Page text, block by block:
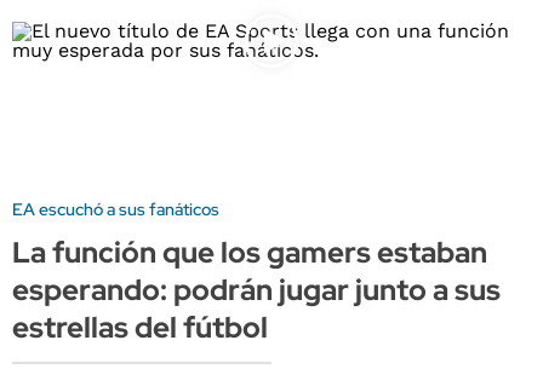
EA escuchó a sus fanáticos
La función que los gamers estaban
esperando: podrán jugar junto a sus
estrellas del fútbol